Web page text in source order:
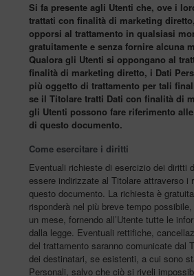
Si fa presente agli Utenti che, ove i
trattati con finalità di marketing
opporsi al trattamento in qualsiasi
gratuitamente e senza fornire alcuna
Qualora gli Utenti si oppongano al
finalità di marketing diretto, i Dati
più oggetto di trattamento per tali
se il Titolare tratti Dati con finalità di
gli Utenti possono fare riferimento
di questo documento.
Come esercitare i diritti
Eventuali richieste di esercizio dei diritti
essere indirizzate al Titolare attraverso i
questo documento. La richiesta è
risponderà nel più breve tempo
un mese, fornendo all’Utente tutte le
dalla legge. Eventuali rettifiche,
del trattamento saranno comunicate dal
dei destinatari, se esistenti, a cui sono
Personali, salvo che ciò si riveli